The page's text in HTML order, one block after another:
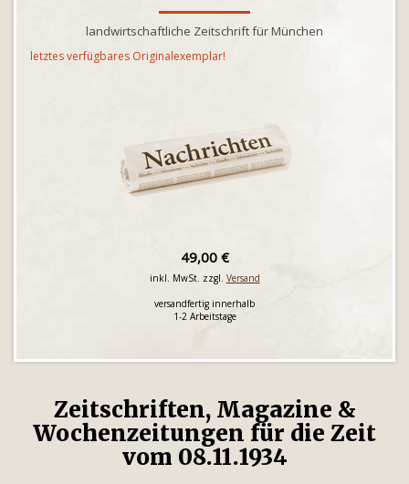
landwirtschaftliche Zeitschrift für München
letztes verfügbares Originalexemplar!
49,00 €
inkl. MwSt. zzgl. Versand
versandfertig innerhalb
1-2 Arbeitstage
Zeitschriften, Magazine &
Wochenzeitungen für die Zeit
vom 08.11.1934